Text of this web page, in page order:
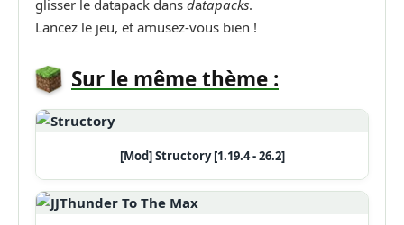
glisser le datapack dans datapacks.
Lancez le jeu, et amusez-vous bien !
Sur le même thème :
[Mod] Structory [1.19.4 - 26.2]